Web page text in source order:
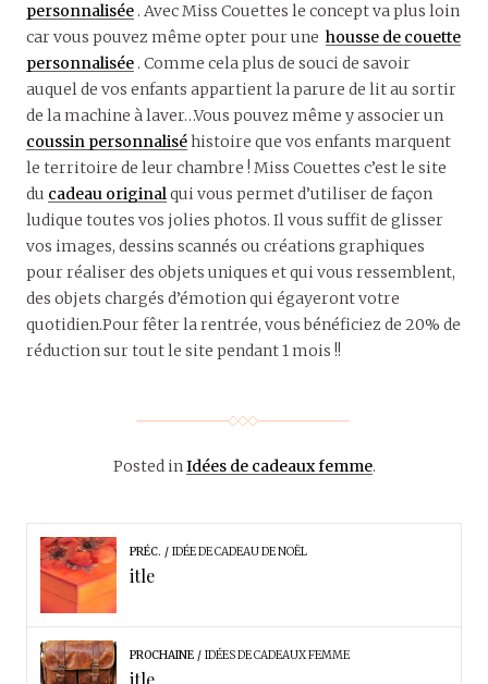
personnalisée. Avec Miss Couettes le concept va plus loin
car vous pouvez même opter pour une housse de couette
personnalisée. Comme cela plus de souci de savoir
auquel de vos enfants appartient la parure de lit au sortir
de la machine à laver…Vous pouvez même y associer un
coussin personnaliséhistoire que vos enfants marquent
le territoire de leur chambre ! Miss Couettes c’est le site
du cadeau originalqui vous permet d’utiliser de façon
ludique toutes vos jolies photos. Il vous suffit de glisser
vos images, dessins scannés ou créations graphiques
pour réaliser des objets uniques et qui vous ressemblent,
des objets chargés d’émotion qui égayeront votre
quotidien.Pour fêter la rentrée, vous bénéficiez de 20% de
réduction sur tout le site pendant 1 mois !!
Posted inIdées de cadeaux femme.
PRÉC. IDÉE DE CADEAU DE NOËL
itle
PROCHAINE IDÉES DE CADEAUX FEMME
itle